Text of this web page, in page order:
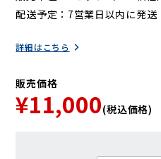
配送予定
7営業日以内に発送
詳細はこちら
販売価格
¥11,000(税込価格)